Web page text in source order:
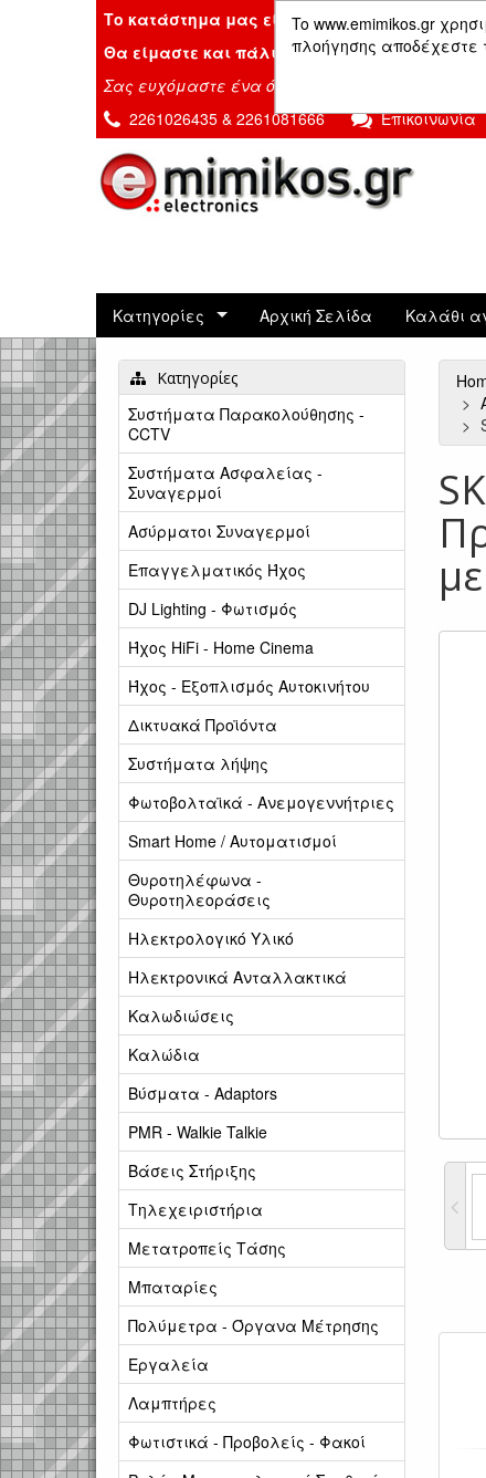
To www.emimikos.gr
πλοήγησης αποδέχεστε
Το κατάστημα μας είναι κλειστό λόγω
Θα είμαστε και πάλι μαζί σας την Δευτέρα
Σας ευχόμαστε ένα όμορφο καλοκαίρι!
2261026435 & 2261081666
Επικοινωνία
Κατηγορίες Αρχική Σελίδα Καλάθι
Κατηγορίες
Συστήματα Παρακολούθησης -
CCTV
Συστήματα Ασφαλείας -
Συναγερμοί
Ασύρματοι Συναγερμοί
Επαγγελματικός Ήχος
DJ Lighting - Φωτισμός
Ήχος HiFi - Home Cinema
Ήχος - Εξοπλισμός Αυτοκινήτου
Δικτυακά Προϊόντα
Συστήματα λήψης
Φωτοβολταϊκά - Ανεμογεννήτριες
Smart Home / Αυτοματισμοί
Θυροτηλέφωνα -
Θυροτηλεοράσεις
Ηλεκτρολογικό Υλικό
Ηλεκτρονικά Ανταλλακτικά
Καλωδιώσεις
Καλώδια
Βύσματα - Adaptors
PMR - Walkie Talkie
Βάσεις Στήριξης
Τηλεχειριστήρια
Μετατροπείς Τάσης
Μπαταρίες
Πολύμετρα - Όργανα Μέτρησης
Εργαλεία
Λαμπτήρες
Φωτιστικά - Προβολείς - Φακοί